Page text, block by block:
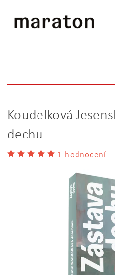
Koudelková
dechu
1 hodnocení